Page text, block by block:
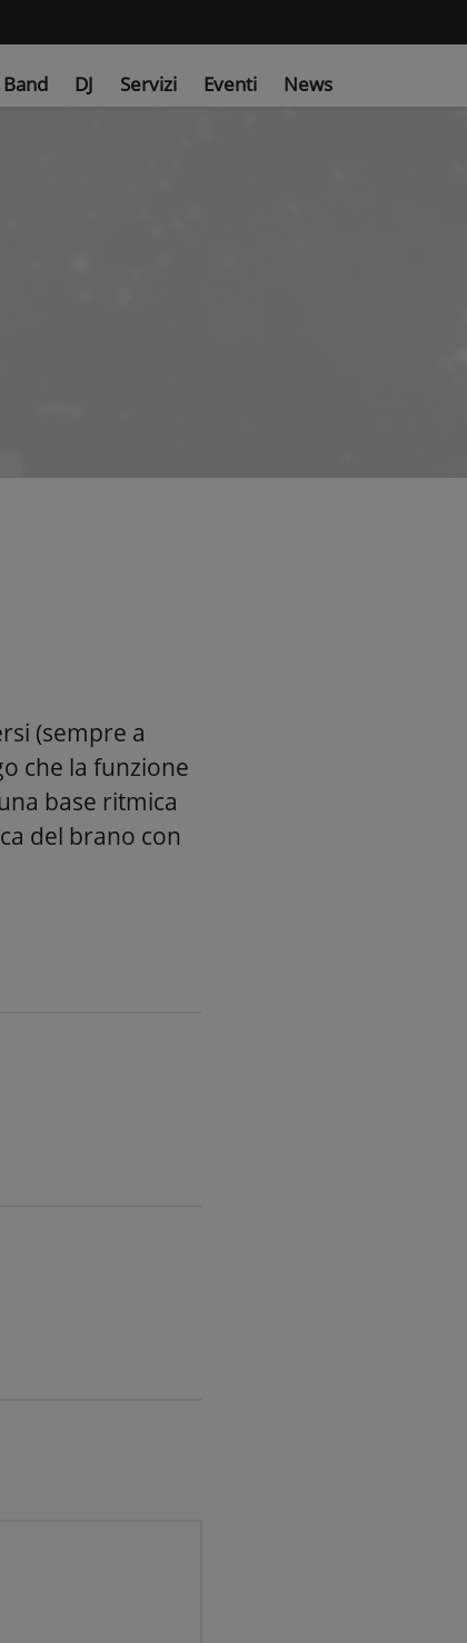
Band DJ Servizi Eventi News
(sempre a
che la funzione
base ritmica
del brano con